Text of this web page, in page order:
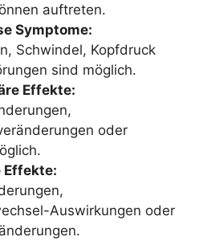
auftreten.
Symptome:
Schwindel, Kopfdruck
sind möglich.
Effekte:
oder
Effekte:
Auswirkungen oder